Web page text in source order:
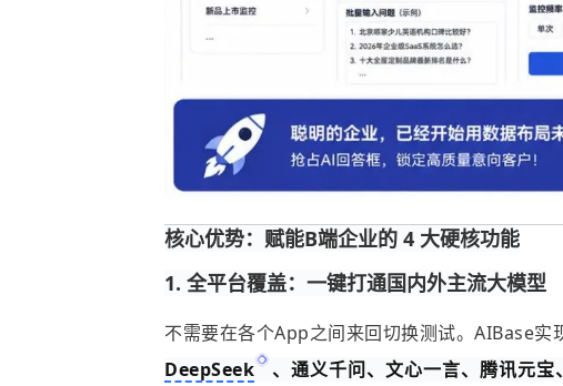
核心优势：赋能B端企业的 4 大硬核功能
1. 全平台覆盖：一键打通国内外主流大模型
不需要在各个App之间来回切换测试。AIBase
DeepSeek
、通义千问、文心一言、腾讯元